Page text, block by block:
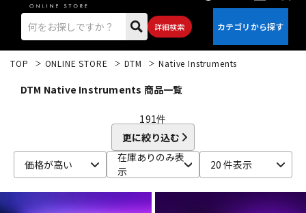
詳細検索
ベース ウクレレ
TOP ONLINE STORE DTM Native Instruments
DTM Native Instruments 商品一覧
191件
更に絞り込む
価格が高い
在庫ありのみ表
示
20 件表示